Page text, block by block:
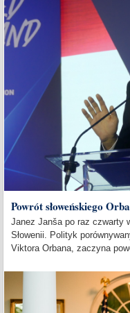
Powrót słoweńskiego
Janez Janša po raz czwarty
Słowenii. Polityk
Viktora Orbana, zaczyna